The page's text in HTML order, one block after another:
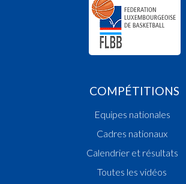
COMPÉTITIONS
Equipes nationales
Cadres nationaux
Calendrier et résultats
Toutes les vidéos